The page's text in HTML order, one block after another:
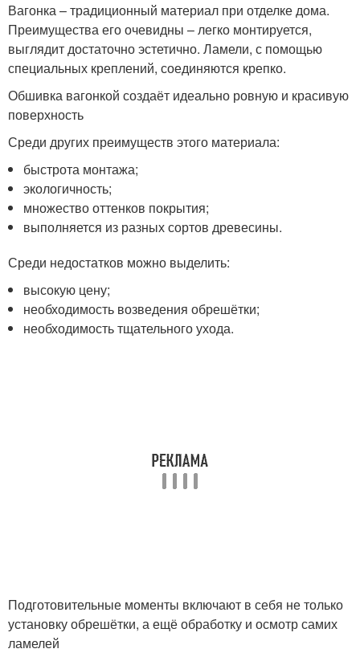
Вагонка – традиционный материал при отделке дома.
Преимущества его очевидны – легко монтируется,
выглядит достаточно эстетично. Ламели, с помощью
специальных креплений, соединяются крепко.
Обшивка вагонкой создаёт идеально ровную и красивую
поверхность
Среди других преимуществ этого материала:
быстрота монтажа;
экологичность;
множество оттенков покрытия;
выполняется из разных сортов древесины.
Среди недостатков можно выделить:
высокую цену;
необходимость возведения обрешётки;
необходимость тщательного ухода.
Подготовительные моменты включают в себя не только
установку обрешётки, а ещё обработку и осмотр самих
ламелей